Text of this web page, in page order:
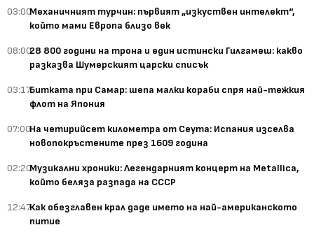
03:00Механичният турчин: първият „изкуствен интелект“,
който мами Европа близо век
08:0028 800 години на трона и един истински Гилгамеш: какво
разказва Шумерският царски списък
03:17Битката при Самар: шепа малки кораби спря най-тежкия
флот на Япония
07:00На четирийсет километра от Сеута: Испания изселва
новопокръстените през 1609 година
02:20Музикални хроники: Легендарният концерт на Metallica,
който беляза разпада на СССР
12:47Как обезглавен крал даде името на най-американското
питие